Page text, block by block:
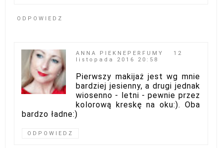
ODPOWIEDZ
ANNA PIEKNEPERFUMY
12
listopada 2016 20:58
Pierwszy makijaż jest wg mnie
bardziej jesienny, a drugi jednak
wiosenno - letni - pewnie przez
kolorową kreskę na oku:). Oba
bardzo ładne:)
ODPOWIEDZ